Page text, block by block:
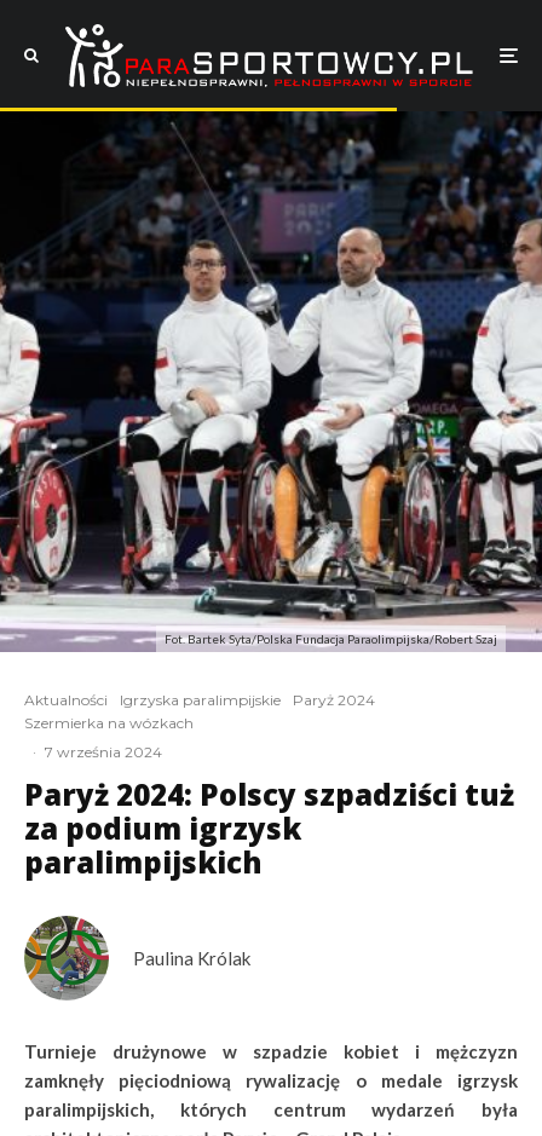
Fot. Bartek Syta/Polska Fundacja Paraolimpijska/Robert Szaj
Aktualności Igrzyska paralimpijskie
Paryż 2024
Szermierka na wózkach
· 7 września 2024
Paryż 2024: Polscy szpadziści tuż
za podium igrzysk
paralimpijskich
Paulina Królak
Turnieje drużynowe w szpadzie kobiet i mężczyzn
zamknęły pięciodniową rywalizację o medale igrzysk
paralimpijskich, których centrum wydarzeń była